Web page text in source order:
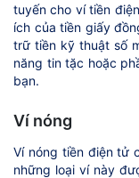
tuyến cho ví tiền
ích của tiền giấy
trữ tiền kỹ thuật số
năng tin tặc hoặc
bạn.
Ví nóng
Ví nóng tiền điện tử
những loại ví này